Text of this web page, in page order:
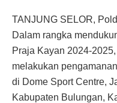
TANJUNG SELOR,
Dalam rangka
Praja Kayan 2024-
melakukan
di Dome Sport Centre,
Kabupaten Bulungan,